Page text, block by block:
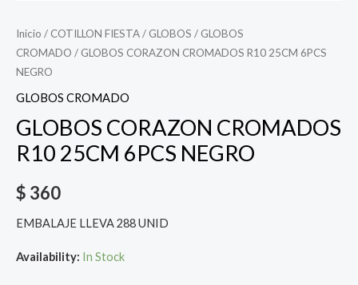
Inicio / COTILLON FIESTA/ GLOBOS / GLOBOS
CROMADO / GLOBOS CORAZON CROMADOS R10 25CM 6PCS
NEGRO
GLOBOS CROMADO
GLOBOS CORAZON CROMADOS
R10 25CM 6PCS NEGRO
$ 360
EMBALAJE LLEVA 288 UNID
Availability: In Stock